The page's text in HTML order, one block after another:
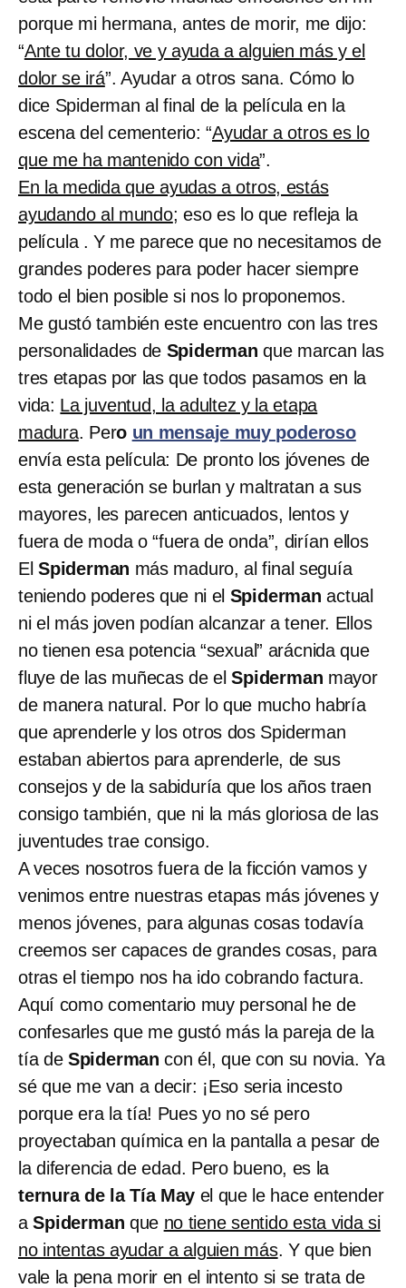
porque mi hermana, antes de morir, me dijo:
“Ante tu dolor, ve y ayuda a alguien más y el
dolor se irá”. Ayudar a otros sana. Cómo lo
dice Spiderman al final de la película en la
escena del cementerio: “Ayudar a otros es lo
que me ha mantenido con vida”.
En la medida que ayudas a otros, estás
ayudando al mundo; eso es lo que refleja la
película . Y me parece que no necesitamos de
grandes poderes para poder hacer siempre
todo el bien posible si nos lo proponemos.
Me gustó también este encuentro con las tres
personalidades de Spiderman que marcan las
tres etapas por las que todos pasamos en la
vida: La juventud, la adultez y la etapa
madura. Pero un mensaje muy poderoso
envía esta película: De pronto los jóvenes de
esta generación se burlan y maltratan a sus
mayores, les parecen anticuados, lentos y
fuera de moda o “fuera de onda”, dirían ellos
El Spiderman más maduro, al final seguía
teniendo poderes que ni el Spiderman actual
ni el más joven podían alcanzar a tener. Ellos
no tienen esa potencia “sexual” arácnida que
fluye de las muñecas de elSpiderman mayor
de manera natural. Por lo que mucho habría
que aprenderle y los otros dos Spiderman
estaban abiertos para aprenderle, de sus
consejos y de la sabiduría que los años traen
consigo también, que ni la más gloriosa de las
juventudes trae consigo.
A veces nosotros fuera de la ficción vamos y
venimos entre nuestras etapas más jóvenes y
menos jóvenes, para algunas cosas todavía
creemos ser capaces de grandes cosas, para
otras el tiempo nos ha ido cobrando factura.
Aquí como comentario muy personal he de
confesarles que me gustó más la pareja de la
tía de Spiderman con él, que con su novia. Ya
sé que me van a decir: ¡Eso seria incesto
porque era la tía! Pues yo no sé pero
proyectaban química en la pantalla a pesar de
la diferencia de edad. Pero bueno, es la
ternura de la Tía May el que le hace entender
aSpiderman que no tiene sentido esta vida si
no intentas ayudar a alguien más. Y que bien
vale la pena morir en el intento si se trata de